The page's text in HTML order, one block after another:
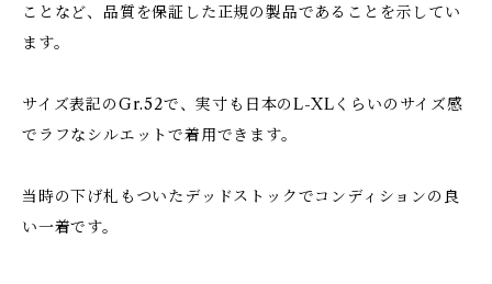
ことなど、品質を保証した正規の製品であることを示してい
ます。
サイズ表記のGr.52で、実寸も日本のL-XLくらいのサイズ感
でラフなシルエットで着用できます。
当時の下げ札もついたデッドストックでコンディションの良
い一着です。